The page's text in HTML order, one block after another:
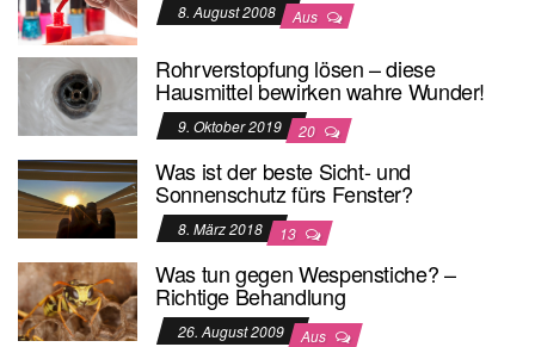
8. August 2008 Aus
Rohrverstopfung lösen – diese
Hausmittel bewirken wahre Wunder!
9. Oktober 2019 20
Was ist der beste Sicht- und
Sonnenschutz fürs Fenster?
8. März 2018 13
Was tun gegen Wespenstiche? –
Richtige Behandlung
26. August 2009 Aus